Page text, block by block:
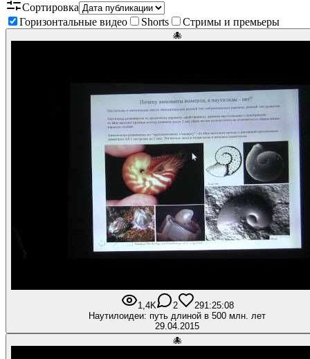
Сортировка
Горизонтальные видео
Shorts Стримы и премьеры
🐙
1,4K 2 291:25:08
Наутилоидеи: путь длиной в 500 млн. лет
29.04.2015
🐙